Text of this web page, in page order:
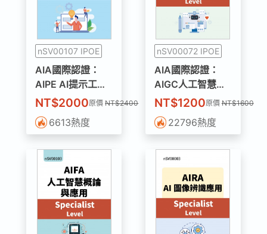
nSV00107 IPOE
AIA國際認證：
AIPE AI提示工程
師(Expert Level)
+考試+通過有
NT$2000原價 NT$2400
6613熱度
nSV00072 IPOE
AIA國際認證：
AIGC人工智慧生
成內容(Specialist
【學習+考試+通
NT$1200原價 NT$1600
22796熱度